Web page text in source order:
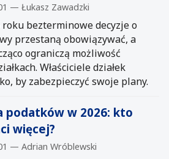
— Łukasz Zawadzki
roku bezterminowe decyzje o
przestaną obowiązywać, a
ograniczą możliwość
Właściciele działek
by zabezpieczyć swoje plany.
podatków w 2026: kto
więcej?
— Adrian Wróblewski